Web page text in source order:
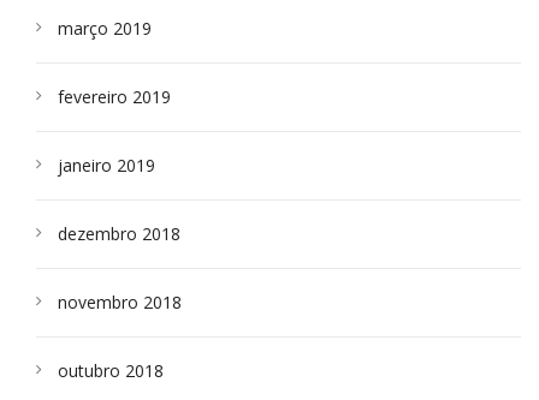
março 2019
fevereiro 2019
janeiro 2019
dezembro 2018
novembro 2018
outubro 2018